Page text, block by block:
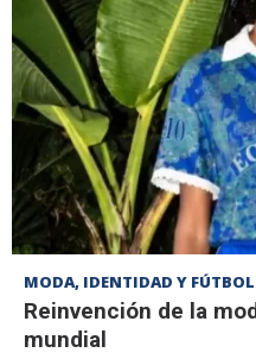
MODA, IDENTIDAD Y FÚTBOL
Reinvención de la
mundial